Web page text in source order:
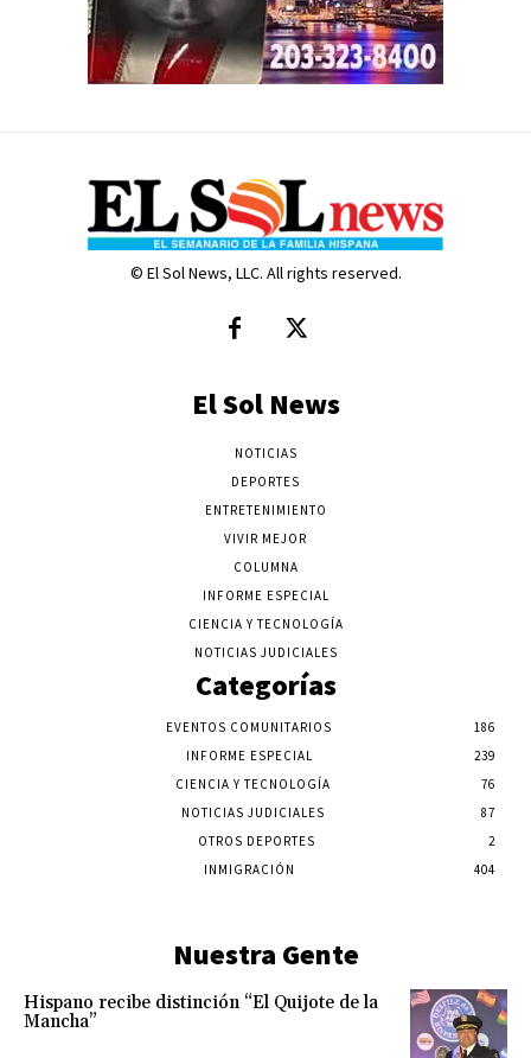
© El Sol News, LLC. All rights reserved.
El Sol News
NOTICIAS
DEPORTES
ENTRETENIMIENTO
VIVIR MEJOR
COLUMNA
INFORME ESPECIAL
CIENCIA Y TECNOLOGÍA
NOTICIAS JUDICIALES
Categorías
EVENTOS COMUNITARIOS
186
INFORME ESPECIAL
239
CIENCIA Y TECNOLOGÍA
76
NOTICIAS JUDICIALES
87
OTROS DEPORTES
2
INMIGRACIÓN
404
Nuestra Gente
Hispano recibe distinción “El Quijote de la
Mancha”